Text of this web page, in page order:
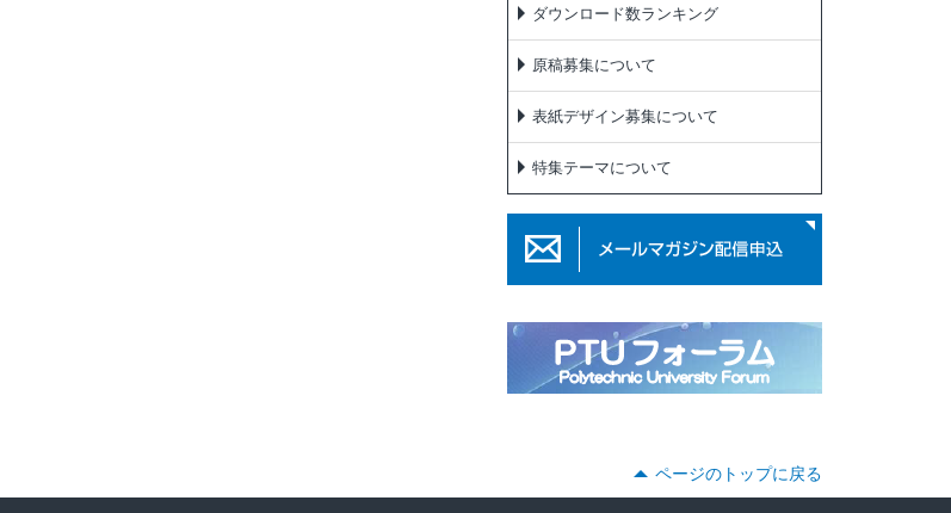
ダウンロード数ランキング
原稿募集について
表紙デザイン募集について
特集テーマについて
ページのトップに戻る